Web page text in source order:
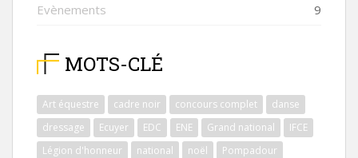
Evènements
9
MOTS-CLÉ
Art équestre cadre noir concours complet
danse
dressage
Ecuyer EDC ENE Grand national
IFCE
Légion d'honneur
national noël
Pompadour